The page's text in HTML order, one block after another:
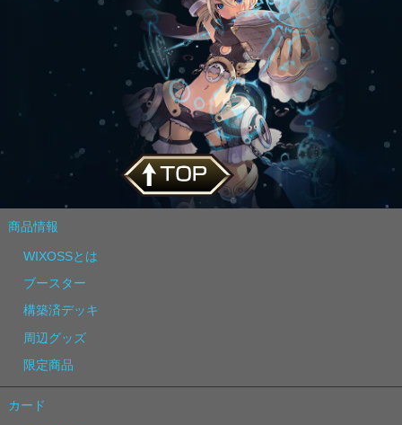
商品情報
WIXOSSとは
ブースター
構築済デッキ
周辺グッズ
限定商品
カード